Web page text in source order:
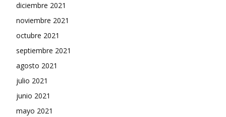
diciembre 2021
noviembre 2021
octubre 2021
septiembre 2021
agosto 2021
julio 2021
junio 2021
mayo 2021